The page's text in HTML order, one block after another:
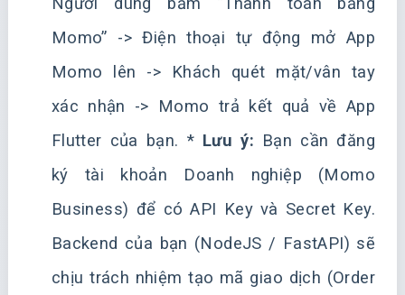
Momo” -> Điện thoại tự động mở App
Momo lên -> Khách quét mặt/vân tay
xác nhận -> Momo trả kết quả về App
Flutter của bạn. * Lưu ý: Bạn cần đăng
ký tài khoản Doanh nghiệp (Momo
Business) để có API Key và Secret Key.
Backend của bạn (NodeJS / FastAPI) sẽ
chịu trách nhiệm tạo mã giao dịch (Order